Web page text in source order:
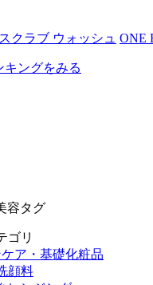
クラブ ウォッシュ ONE
キングをみる
容タグ
ゴリ
ア・基礎化粧品
顔料